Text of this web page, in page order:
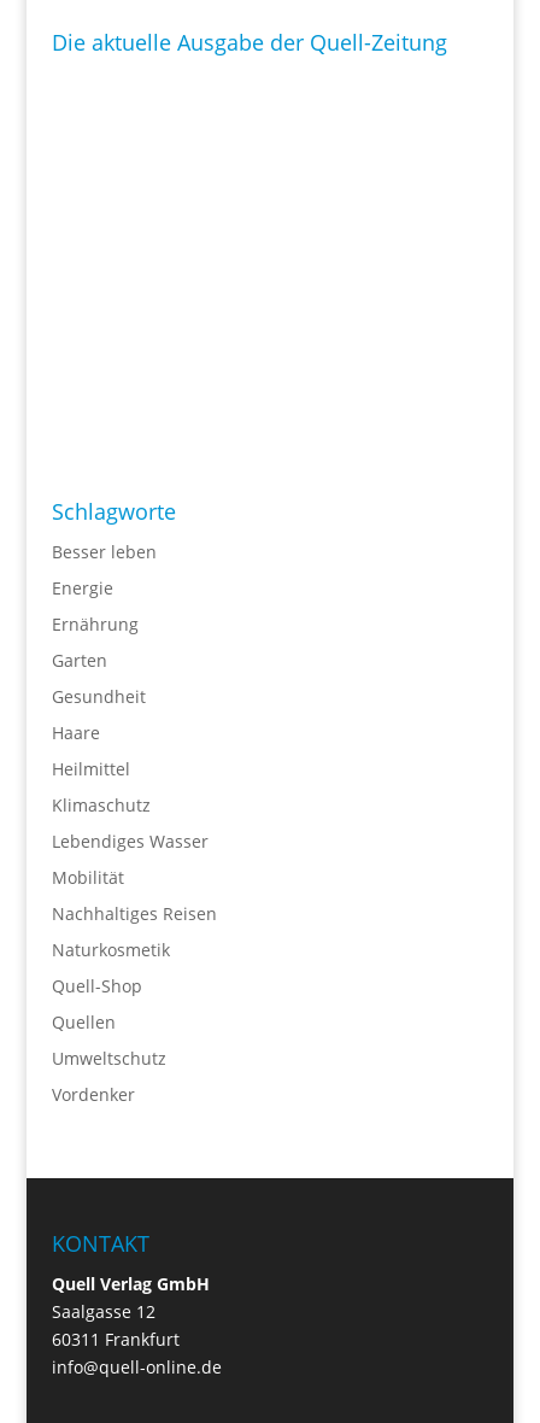
Die aktuelle Ausgabe der Quell-Zeitung
Schlagworte
Besser leben
Energie
Ernährung
Garten
Gesundheit
Haare
Heilmittel
Klimaschutz
Lebendiges Wasser
Mobilität
Nachhaltiges Reisen
Naturkosmetik
Quell-Shop
Quellen
Umweltschutz
Vordenker
KONTAKT
Quell Verlag GmbH
Saalgasse 12
60311 Frankfurt
info@quell-online.de